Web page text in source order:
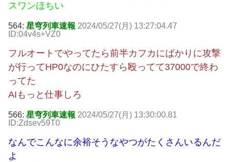
スワンほちい
564: 星穹列車速報 2024/05/27(月) 13:27:04.47
ID:04v4s+VZ0
フルオートでやってたら前半カフカにばかりに攻撃
が行ってHP0なのにひたすら殴ってて37000で終わ
ってた
AIもっと仕事しろ
566: 星穹列車速報 2024/05/27(月) 13:30:00.81
ID:Zdsev59T0
なんでこんなに余裕そうなやつがたくさんいるんだ
よ